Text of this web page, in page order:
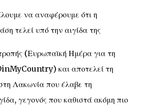
να αναφέρουμε ότι η
τελεί υπό την αιγίδα της
(Ευρωπαϊκή Ημέρα για τη
και αποτελεί τη
Λακωνία που έλαβε τη
γεγονός που καθιστά ακόμη πιο